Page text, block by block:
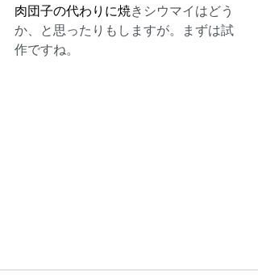
肉団子の代わりに焼きシウマイはどう
か、と思ったりもしますが。まずは試
作ですね。